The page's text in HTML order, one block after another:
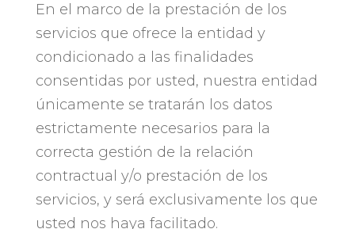
En el marco de la prestación de los
servicios que ofrece la entidad y
condicionado a las finalidades
consentidas por usted, nuestra entidad
únicamente se tratarán los datos
estrictamente necesarios para la
correcta gestión de la relación
contractual y/o prestación de los
servicios, y será exclusivamente los que
usted nos haya facilitado.